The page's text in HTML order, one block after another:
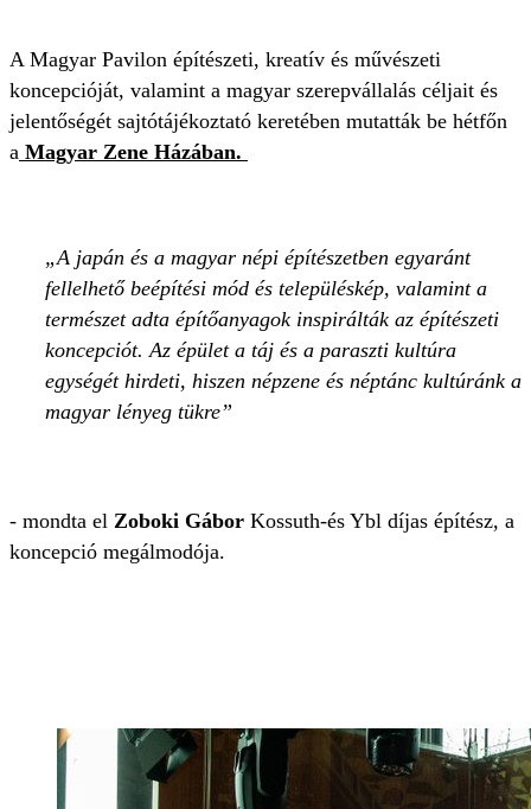
A Magyar Pavilon építészeti, kreatív és művészeti
koncepcióját, valamint a magyar szerepvállalás céljait és
jelentőségét sajtótájékoztató keretében mutatták be hétfőn
a Magyar Zene Házában.
A japán és a magyar népi építészetben egyaránt
fellelhető beépítési mód és településkép, valamint a
természet adta építőanyagok inspirálták az építészeti
koncepciót. Az épület a táj és a paraszti kultúra
egységét hirdeti, hiszen népzene és néptánc kultúránk a
magyar lényeg tükre
- mondta el Zoboki Gábor Kossuth-és Ybl díjas építész, a
koncepció megálmodója.